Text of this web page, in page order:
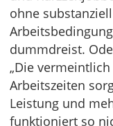
ohne
dummdreist.
„Die
Arbeitszeiten
Leistung und
funktioniert so